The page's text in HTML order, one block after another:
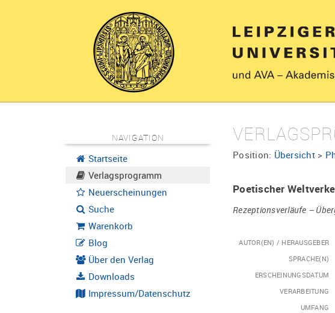
NAVIGATION
Startseite
Verlagsprogramm
Neuerscheinungen
Suche
Warenkorb
Blog
Über den Verlag
Downloads
Impressum/Datenschutz
Position: Übersicht>
Poetischer
Rezeptionsverläufe –
AUTOR(EN) / HERAUSGEBER
SPRACHE(N)
ERSCHEINUNGSDATUM
VERARBEITUNG
UMFANG